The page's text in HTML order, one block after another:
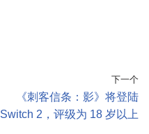
下一个
《刺客信条：影》将登陆
Switch 2，评级为 18 岁以上